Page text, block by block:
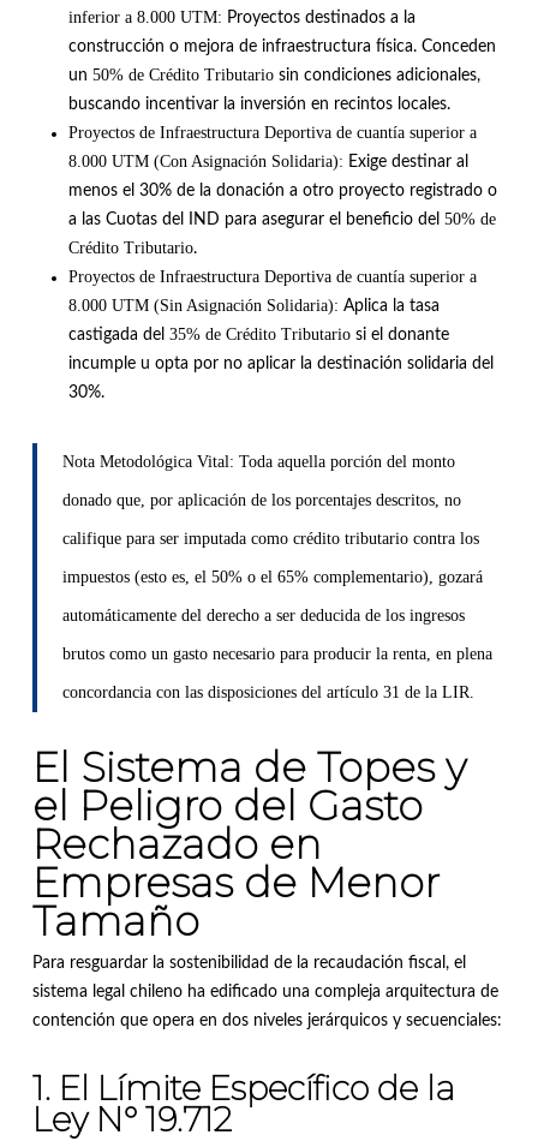
inferior a 8.000 UTM: Proyectos destinados a la
construcción o mejora de infraestructura física. Conceden
un 50% de Crédito Tributariosin condiciones adicionales,
buscando incentivar la inversión en recintos locales.
Proyectos de Infraestructura Deportiva de cuantía superior a
8.000 UTM (Con Asignación Solidaria): Exige destinar al
menos el 30% de la donación a otro proyecto registrado o
a las Cuotas del IND para asegurar el beneficio del 50% de
Crédito Tributario.
Proyectos de Infraestructura Deportiva de cuantía superior a
8.000 UTM (Sin Asignación Solidaria): Aplica la tasa
castigada del 35% de Crédito Tributariosi el donante
incumple u opta por no aplicar la destinación solidaria del
30%.
Nota Metodológica Vital: Toda aquella porción del monto
donado que, por aplicación de los porcentajes descritos, no
califique para ser imputada como crédito tributario contra los
impuestos (esto es, el 50% o el 65% complementario), gozará
automáticamente del derecho a ser deducida de los ingresos
brutos como un gasto necesario para producir la renta, en plena
concordancia con las disposiciones del artículo 31 de la LIR
El Sistema de Topes y
el Peligro del Gasto
Rechazado en
Empresas de Menor
Tamaño
Para resguardar la sostenibilidad de la recaudación fiscal, el
sistema legal chileno ha edificado una compleja arquitectura de
contención que opera en dos niveles jerárquicos y secuenciales:
1. El Límite Específico de la
Ley N° 19.712